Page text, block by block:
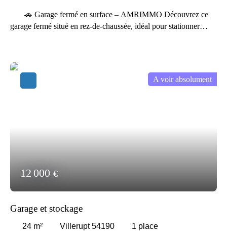
🚗 Garage fermé en surface – AMRIMMO Découvrez ce
garage fermé situé en rez-de-chaussée, idéal pour stationner
offre un emplacement pratique et sécurisé, parfait pour une
voiture, une moto ou du rangement.
Ce garage représente une
solution idéale pour protéger votre véhicule des intempéries et
12 000 €
A voir absolument
Garage et stockage
24 m² Villerupt 54190 1 place